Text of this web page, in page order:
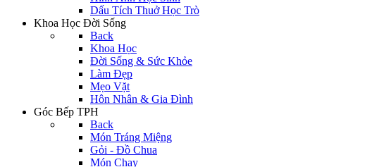
Dấu Tích Thuở Học Trò
Khoa Học Đời Sống
Back
Khoa Học
Đời Sống & Sức Khỏe
Làm Đẹp
Mẹo Vặt
Hôn Nhân & Gia Đình
Góc Bếp TPH
Back
Món Tráng Miệng
Gỏi - Đồ Chua
Món Chay